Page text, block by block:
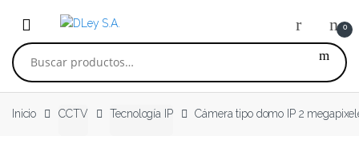
0
Buscar por:
Inicio CCTV Tecnología IP Cámera tipo domo IP 2